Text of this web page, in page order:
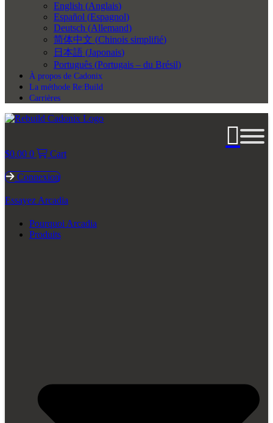
English (Anglais)
Español (Espagnol)
Deutsch (Allemand)
简体中文 (Chinois simplifié)
日本語 (Japonais)
Português (Portugais – du Brésil)
À propos de Cadonix
La méthode Re:Build
Carrières
$0.00 0 Cart
Connexion
Essayez Arcadia
Pourquoi Arcadia
Produits